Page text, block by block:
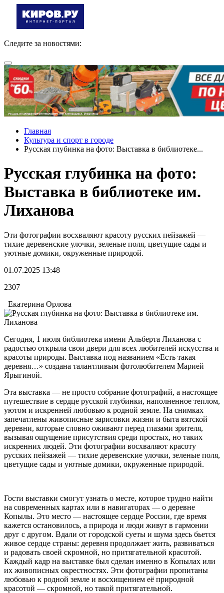
Следите за новостями:
Главная
Культура и спорт в городе
Русская глубинка на фото: Выставка в библиотеке...
Русская глубинка на фото:
Выставка в библиотеке им.
Лиханова
Эти фотографии восхваляют красоту русских пейзажей —
тихие деревенские улочки, зеленые поля, цветущие сады и
уютные домики, окруженные природой.
01.07.2025 13:48
2307
Екатерина Орлова
Сегодня, 1 июля библиотека имени Альберта Лиханова с
радостью открыла свои двери для всех любителей искусства и
красоты природы. Выставка под названием «Есть такая
деревня…» создана талантливым фотолюбителем Марией
Ярыгиной.
Эта выставка — не просто собрание фотографий, а настоящее
путешествие в сердце русской глубинки, наполненное теплом,
уютом и искренней любовью к родной земле. На снимках
запечатлены живописные зарисовки жизни и быта вятской
деревни, которые словно оживают перед глазами зрителя,
вызывая ощущение присутствия среди простых, но таких
искренних людей. Эти фотографии восхваляют красоту
русских пейзажей — тихие деревенские улочки, зеленые поля,
цветущие сады и уютные домики, окруженные природой.
Гости выставки смогут узнать о месте, которое трудно найти
на современных картах или в навигаторах — о деревне
Копылы. Это место — настоящее сердце России, где время
кажется остановилось, а природа и люди живут в гармонии
друг с другом. Вдали от городской суеты и шума здесь бьется
живое сердце страны: деревня продолжает жить, развиваться
и радовать своей скромной, но притягательной красотой.
Каждый кадр на выставке был сделан именно в Копылах или
их живописных окрестностях. Эти фотографии пропитаны
любовью к родной земле и восхищением её природной
красотой — скромной, но такой притягательной.